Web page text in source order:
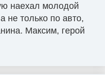
наехал молодой
не только по авто,
Максим, герой